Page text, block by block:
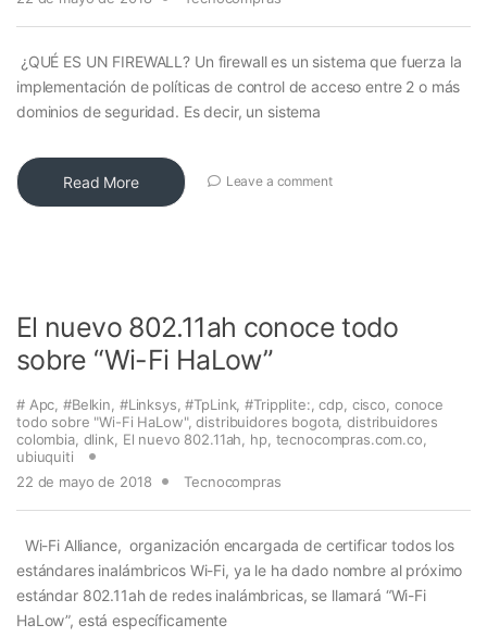
¿QUÉ ES UN FIREWALL? Un firewall es un sistema que fuerza la
implementación de políticas de control de acceso entre 2 o más
dominios de seguridad. Es decir, un sistema
Read More Leave a comment
El nuevo 802.11ah conoce todo
sobre “Wi-Fi HaLow”
# Apc ,#Belkin #Linksys ,#TpLink ,#Tripplite: ,cdp cisco conoce
todo sobre "Wi-Fi HaLow",distribuidores bogota,distribuidores
colombia, dlink El nuevo 802.11ah hp, tecnocompras.com.co
ubiuquiti
22 de mayo de 2018
Tecnocompras
Wi-Fi Alliance, organización encargada de certificar todos los
estándares inalámbricos Wi-Fi, ya le ha dado nombre al próximo
estándar 802.11ah de redes inalámbricas, se llamará “Wi-Fi
HaLow”, está específicamente